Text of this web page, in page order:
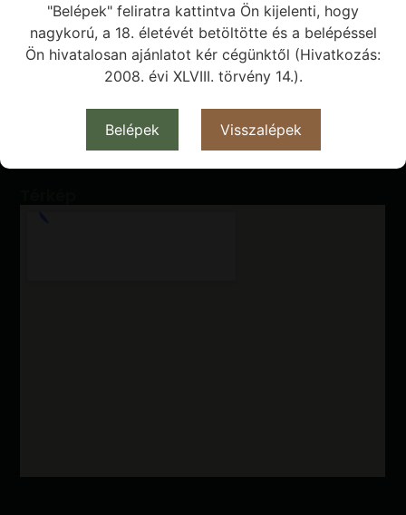
Lépjen Velünk Kapcsolatba
8693 Lengyeltóti,
Rákóczi Ferenc út 17
info@vadaszbolt-lengyeltoti.hu
telefon: +36 30 323 5841
Nyitva: Kedd-Szombat 8:30 - 12:00
"Belépek" feliratra kattintva Ön kijelenti, hogy
nagykorú, a 18. életévét betöltötte és a belépéssel
Ön hivatalosan ajánlatot kér cégünktől (Hivatkozás:
2008. évi XLVIII. törvény 14.).
Belépek Visszalépek